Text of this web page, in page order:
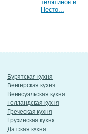
телятиной и
Песто...
Бурятская кухня
Венгерская кухня
Венесуэльская кухня
Голландская кухня
Греческая кухня
Грузинская кухня
Датская кухня